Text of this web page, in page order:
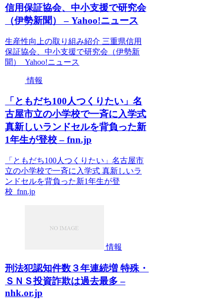
信用保証協会、中小支援で研究会
（伊勢新聞） – Yahoo!ニュース
生産性向上の取り組み紹介 三重県信用
保証協会、中小支援で研究会（伊勢新
聞） Yahoo!ニュース
情報
「ともだち100人つくりたい」名
古屋市立の小学校で一斉に入学式
真新しいランドセルを背負った新
1年生が登校 – fnn.jp
「ともだち100人つくりたい」名古屋市
立の小学校で一斉に入学式 真新しいラ
ンドセルを背負った新1年生が登
校 fnn.jp
情報
刑法犯認知件数３年連続増 特殊・
ＳＮＳ投資詐欺は過去最多 –
nhk.or.jp